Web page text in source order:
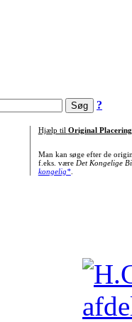
?
Hjælp til Original Placering
Man kan søge efter de
f.eks. være Det Kongelige
kongelig*.